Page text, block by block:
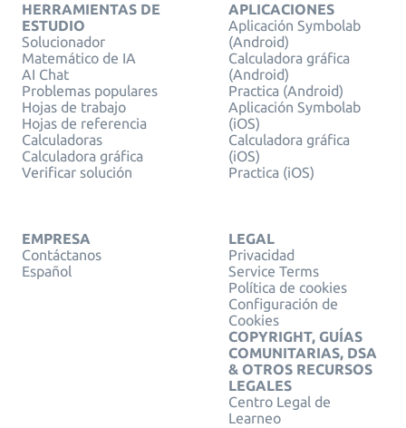
HERRAMIENTAS DE
ESTUDIO
Solucionador
Matemático de IA
AI Chat
Problemas populares
Hojas de trabajo
Hojas de referencia
Calculadoras
Calculadora gráfica
Verificar solución
APLICACIONES
Aplicación Symbolab
(Android)
Calculadora gráfica
(Android)
Practica (Android)
Aplicación Symbolab
(iOS)
Calculadora gráfica
(iOS)
Practica (iOS)
EMPRESA
Contáctanos
Español
LEGAL
Privacidad
Service Terms
Política de cookies
Configuración de
Cookies
COPYRIGHT, GUÍAS
COMUNITARIAS, DSA
& OTROS RECURSOS
LEGALES
Centro Legal de
Learneo